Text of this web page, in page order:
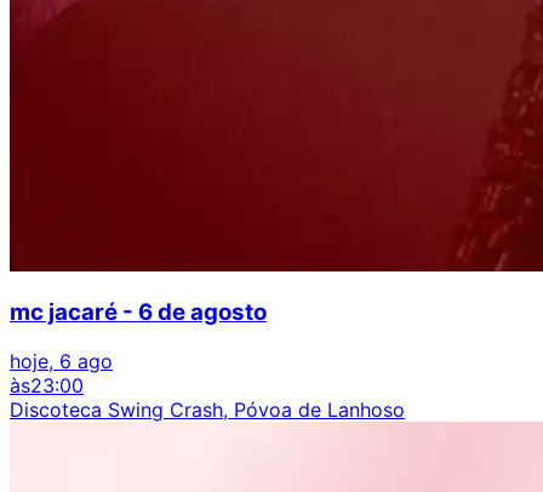
mc jacaré - 6 de agosto
hoje, 6 ago
às23:00
Discoteca Swing Crash, Póvoa de Lanhoso